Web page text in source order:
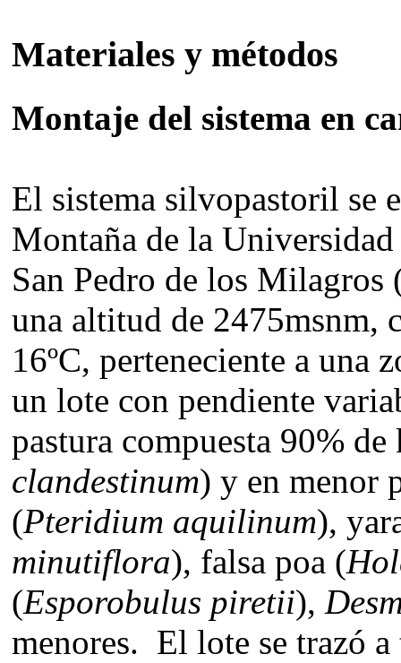
Materiales y métodos
Montaje del sistema en
El sistema silvopastoril se
Montaña de la
San Pedro de los Milagros
una altitud de 2475msnm,
16ºC, perteneciente a
un lote con pendiente
pastura compuesta 90%
clandestinum) y en menor
(Pteridium aquilinum),
minutiflora), falsa poa (
(Esporobulus piretii),
menores. El lote se trazó